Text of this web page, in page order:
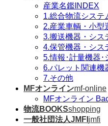
産業名鑑INDEX
1.総合物流システ
2.産業車輌・小型
3.搬送機器・シス
4.保管機器・シス
5.情報･計量機器･
6.パレット関連機
7.その他
MFオンラインmf-online
MFオンライン
物流BOOKSshopping
一般社団法人JMFI jmfi